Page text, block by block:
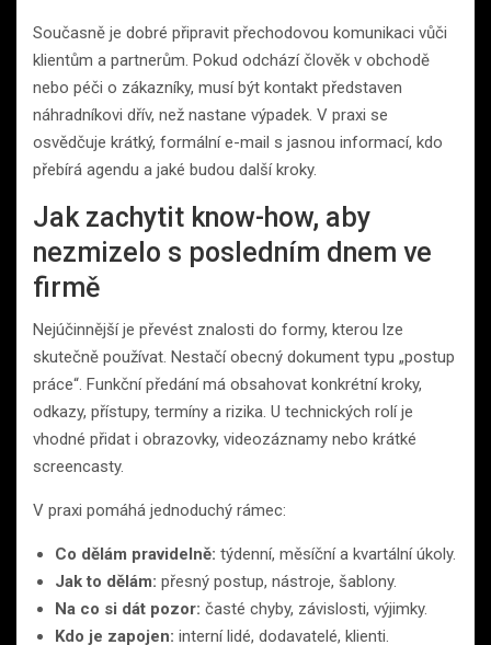
Současně je dobré připravit přechodovou komunikaci vůči
klientům a partnerům. Pokud odchází člověk v obchodě
nebo péči o zákazníky, musí být kontakt představen
náhradníkovi dřív, než nastane výpadek. V praxi se
osvědčuje krátký, formální e-mail s jasnou informací, kdo
přebírá agendu a jaké budou další kroky.
Jak zachytit know-how, aby
nezmizelo s posledním dnem ve
firmě
Nejúčinnější je převést znalosti do formy, kterou lze
skutečně používat. Nestačí obecný dokument typu „postup
práce“. Funkční předání má obsahovat konkrétní kroky,
odkazy, přístupy, termíny a rizika. U technických rolí je
vhodné přidat i obrazovky, videozáznamy nebo krátké
screencasty.
V praxi pomáhá jednoduchý rámec:
Co dělám pravidelně: týdenní, měsíční a kvartální úkoly.
Jak to dělám: přesný postup, nástroje, šablony.
Na co si dát pozor: časté chyby, závislosti, výjimky.
Kdo je zapojen: interní lidé, dodavatelé, klienti.